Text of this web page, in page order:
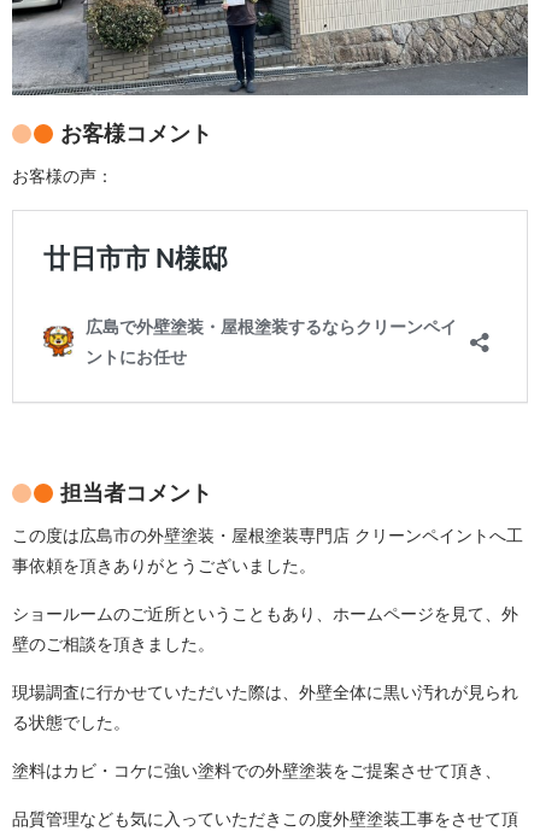
お客様コメント
お客様の声：
担当者コメント
この度は広島市の外壁塗装・屋根塗装専門店 クリーンペイントへ工
事依頼を頂きありがとうございました。
ショールームのご近所ということもあり、ホームページを見て、外
壁のご相談を頂きました。
現場調査に行かせていただいた際は、外壁全体に黒い汚れが見られ
る状態でした。
塗料はカビ・コケに強い塗料での外壁塗装をご提案させて頂き、
品質管理なども気に入っていただきこの度外壁塗装工事をさせて頂